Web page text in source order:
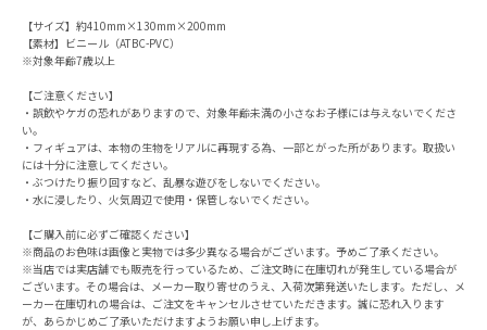
【サイズ】約410mm×130mm×200mm
【素材】ビニール（ATBC-PVC）
※対象年齢7歳以上
【ご注意ください】
・誤飲やケガの恐れがありますので、対象年齢未満の小さなお子様には与えないでくださ
い。
・フィギュアは、本物の生物をリアルに再現する為、一部とがった所があります。取扱い
には十分に注意してください。
・ぶつけたり振り回すなど、乱暴な遊びをしないでください。
・水に浸したり、火気周辺で使用・保管しないでください。
【ご購入前に必ずご確認ください】
※商品のお色味は画像と実物では多少異なる場合がございます。予めご了承ください。
※当店では実店舗でも販売を行っているため、ご注文時に在庫切れが発生している場合が
ございます。その場合は、メーカー取り寄せのうえ、入荷次第発送いたします。ただし、メ
ーカー在庫切れの場合は、ご注文をキャンセルさせていただきます。誠に恐れ入ります
が、あらかじめご了承いただけますようお願い申し上げます。